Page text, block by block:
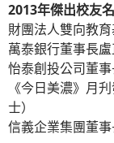
2013年傑出校友
財團法人雙向教
萬泰銀行董事長盧
怡泰創投公司董事
《今日美濃》月
士）
信義企業集團董事